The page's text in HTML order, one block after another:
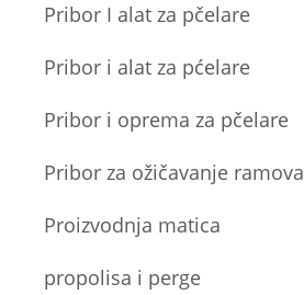
Pribor I alat za pčelare
Pribor i alat za pćelare
Pribor i oprema za pčelare
Pribor za ožičavanje ramova
Proizvodnja matica
propolisa i perge